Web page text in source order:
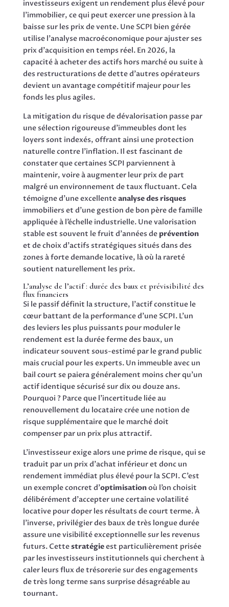
investisseurs exigent un rendement plus élevé pour
l’immobilier, ce qui peut exercer une pression à la
baisse sur les prix de vente. Une SCPI bien gérée
utilise l’analyse macroéconomique pour ajuster ses
prix d’acquisition en temps réel. En 2026, la
capacité à acheter des actifs hors marché ou suite à
des restructurations de dette d’autres opérateurs
devient un avantage compétitif majeur pour les
fonds les plus agiles.
La mitigation du risque de dévalorisation passe par
une sélection rigoureuse d’immeubles dont les
loyers sont indexés, offrant ainsi une protection
naturelle contre l’inflation. Il est fascinant de
constater que certaines SCPI parviennent à
maintenir, voire à augmenter leur prix de part
malgré un environnement de taux fluctuant. Cela
témoigne d’une excellenteanalyse des risques
immobiliers et d’une gestion de bon père de famille
appliquée à l’échelle industrielle. Une valorisation
stable est souvent le fruit d’années de prévention
et de choix d’actifs stratégiques situés dans des
zones à forte demande locative, là où la rareté
soutient naturellement les prix.
L’analyse de l’actif : durée des baux et prévisibilité des
flux financiers
Si le passif définit la structure, l’actif constitue le
cœur battant de la performance d’une SCPI. L’un
des leviers les plus puissants pour moduler le
rendement est la durée ferme des baux, un
indicateur souvent sous-estimé par le grand public
mais crucial pour les experts. Un immeuble avec un
bail court se paiera généralement moins cher qu’un
actif identique sécurisé sur dix ou douze ans.
Pourquoi ? Parce que l’incertitude liée au
renouvellement du locataire crée une notion de
risque supplémentaire que le marché doit
compenser par un prix plus attractif.
L’investisseur exige alors une prime de risque, qui se
traduit par un prix d’achat inférieur et donc un
rendement immédiat plus élevé pour la SCPI. C’est
un exemple concret d’optimisationoù l’on choisit
délibérément d’accepter une certaine volatilité
locative pour doper les résultats de court terme. À
l’inverse, privilégier des baux de très longue durée
assure une visibilité exceptionnelle sur les revenus
futurs. Cettestratégieest particulièrement prisée
par les investisseurs institutionnels qui cherchent à
caler leurs flux de trésorerie sur des engagements
de très long terme sans surprise désagréable au
tournant.